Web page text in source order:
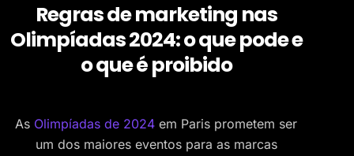
Regras de marketing nas
Olimpíadas 2024: o que pode e
o que é proibido
As Olimpíadas de 2024 em Paris prometem ser
um dos maiores eventos para as marcas